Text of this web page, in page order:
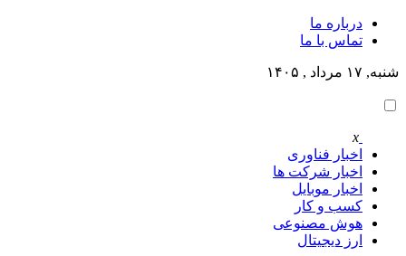
درباره ما
تماس با ما
شنبه, ۱۷ مرداد , ۱۴۰۵
x
اخبار فناوری
اخبار شرکت ها
اخبار موبایل
کسب و کار
هوش مصنوعی
ارز دیجیتال